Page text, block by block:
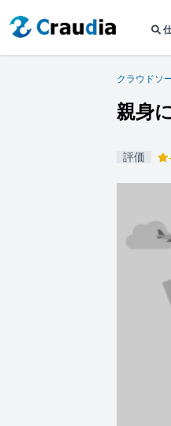
クラウドソ
親身
評価